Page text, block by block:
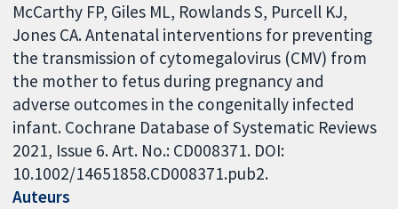
McCarthy FP, Giles ML, Rowlands S, Purcell KJ,
Jones CA. Antenatal interventions for preventing
the transmission of cytomegalovirus (CMV) from
the mother to fetus during pregnancy and
adverse outcomes in the congenitally infected
infant. Cochrane Database of Systematic Reviews
2021, Issue 6. Art. No.: CD008371. DOI:
10.1002/14651858.CD008371.pub2.
Auteurs